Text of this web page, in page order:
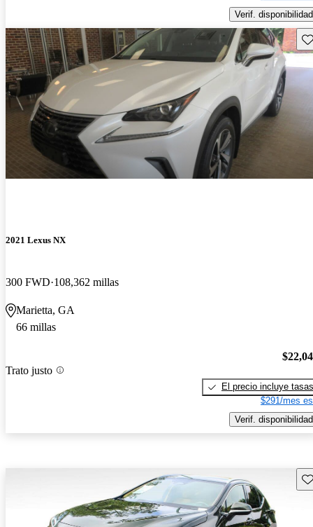
Verif. disponibilidad
2021 Lexus NX
300 FWD 108,362 millas
Marietta, GA
66 millas
Trato justo
El precio incluye tasas
$291/mes
Verif. disponibilidad